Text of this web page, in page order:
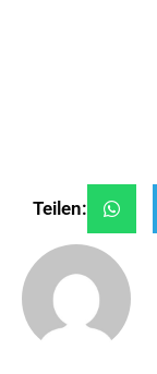
Teilen: